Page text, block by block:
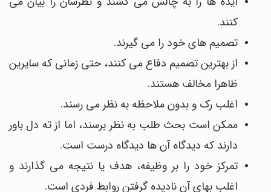
کنند.
تصمیم های خود را می گیرند.
از بهترین تصمیم دفاع می کنند، حتی زمانی که سایرین
ظاهرا مخالف هستند.
اغلب رک و بدون ملاحظه به نظر می رسند.
ممکن است بحث طلب به نظر برسند، اما از ته دل باور
دارند که دیدگاه آن ها دیدگاه درست است.
تمرکز خود را بر وظیفه، هدف یا نتیجه می گذارند و
اغلب بهای آن نادیده گرفتن روابط فردی است.